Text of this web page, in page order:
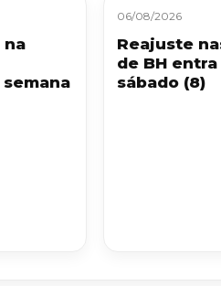
na
06/08/2026
Reajuste
de BH
sábado (8)